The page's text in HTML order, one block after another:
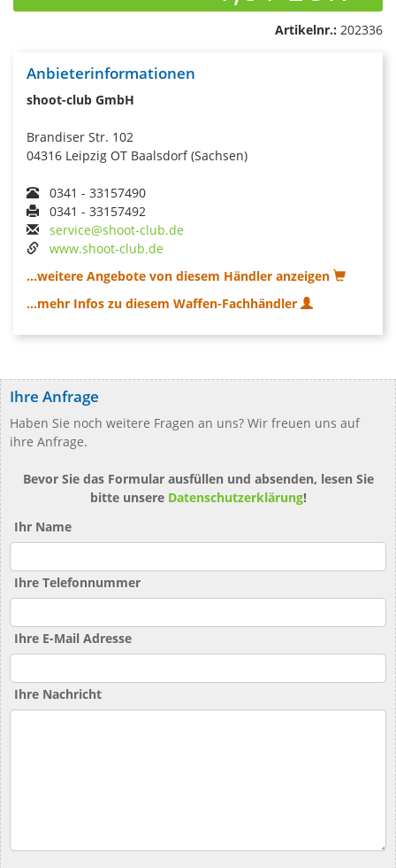
Artikelnr.: 202336
Anbieterinformationen
shoot-club GmbH
Brandiser Str. 102
04316 Leipzig OT Baalsdorf (Sachsen)
0341 - 33157490
0341 - 33157492
service@shoot-club.de
www.shoot-club.de
...weitere Angebote von diesem Händler anzeigen
...mehr Infos zu diesem Waffen-Fachhändler
Ihre Anfrage
Haben Sie noch weitere Fragen an uns? Wir freuen uns auf
ihre Anfrage.
Bevor Sie das Formular ausfüllen und absenden, lesen Sie
bitte unsere Datenschutzerklärung!
Ihr Name
Ihre Telefonnummer
Ihre E-Mail Adresse
Ihre Nachricht